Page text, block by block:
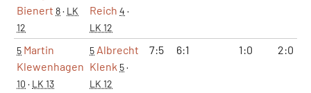
Bienert 8· LK
12
Reich 4 ·
LK 12
5 Martin
Klewenhagen
10 · LK 13
5 Albrecht
Klenk 5·
LK 12
7:5 6:1 1:0 2:0